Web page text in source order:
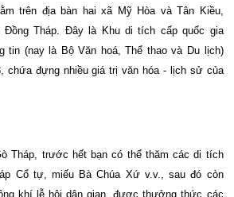
trên địa bàn hai xã Mỹ Hòa và Tân Kiều,
Đồng Tháp. Đây là Khu di tích cấp quốc gia
tin (nay là Bộ Văn hoá, Thể thao và Du lịch)
chứa đựng nhiều giá trị văn hóa - lịch sử của
Tháp, trước hết bạn có thể thăm các di tích
Cổ tự, miếu Bà Chúa Xứ v.v., sau đó còn
khí lễ hội dân gian, được thưởng thức các